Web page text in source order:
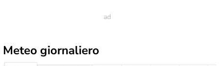
Meteo giornaliero